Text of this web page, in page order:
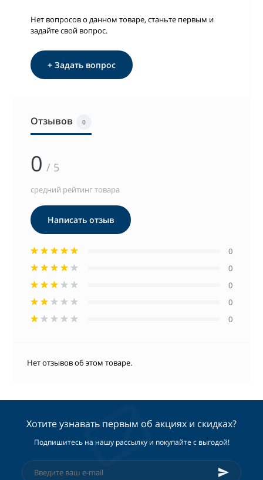
Нет вопросов о данном товаре, станьте первым и
задайте свой вопрос.
+ Задать вопрос
Отзывов 0
0 / 5
средний рейтинг товара
Написать отзыв
0
0
0
0
0
Нет отзывов об этом товаре.
Хотите узнавать первым об акциях и скидках?
Подпишитесь на нашу рассылку и покупайте с выгодой!